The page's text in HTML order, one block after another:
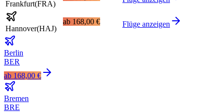
Frankfurt(FRA)
Hannover(HAJ)
ab 168,00 € Flüge anzeigen
Berlin
BER
ab 168,00 €
Bremen
BRE